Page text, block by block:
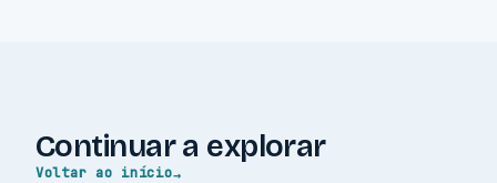
Continuar a explorar
Voltar ao início